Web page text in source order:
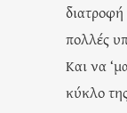
διατροφή
πολλές
Και να
κύκλο